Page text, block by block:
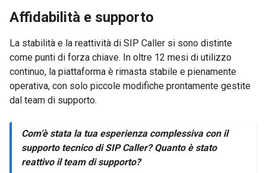
Affidabilità e supporto
La stabilità e la reattività di SIP Caller si sono distinte
come punti di forza chiave. In oltre 12 mesi di utilizzo
continuo, la piattaforma è rimasta stabile e pienamente
operativa, con solo piccole modifiche prontamente gestite
dal team di supporto.
Com’è stata la tua esperienza complessiva con il
supporto tecnico di SIP Caller? Quanto è stato
reattivo il team di supporto?